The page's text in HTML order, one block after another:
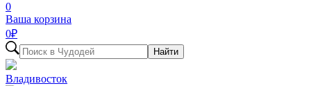
0
Ваша корзина
0₽
Найти
Владивосток